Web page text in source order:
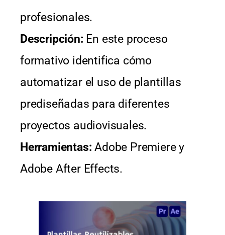
profesionales.
Descripción: En este proceso
formativo identifica cómo
automatizar el uso de plantillas
prediseñadas para diferentes
proyectos audiovisuales.
Herramientas: Adobe Premiere y
Adobe After Effects.